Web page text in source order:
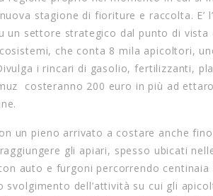
stagione di fioriture e raccolta. E’
un settore strategico dal punto di
che conta 8 mila apicoltori,
i rincari di gasolio, fertilizzanti,
costeranno 200 euro in più ad
un pieno arrivato a costare anche
gli apiari, spesso ubicati
auto e furgoni percorrendo
svolgimento dell’attività su cui gli